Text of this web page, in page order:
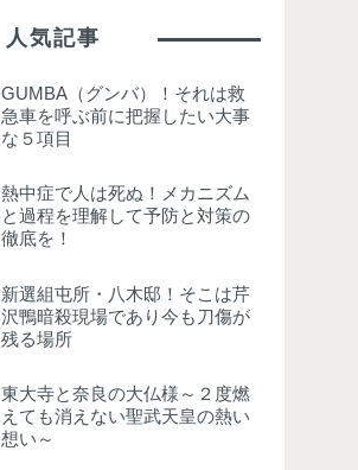
人気記事
GUMBA（グンバ）！それは救
急車を呼ぶ前に把握したい大事
な５項目
熱中症で人は死ぬ！メカニズム
と過程を理解して予防と対策の
徹底を！
新選組屯所・八木邸！そこは芹
沢鴨暗殺現場であり今も刀傷が
残る場所
東大寺と奈良の大仏様～２度燃
えても消えない聖武天皇の熱い
想い～